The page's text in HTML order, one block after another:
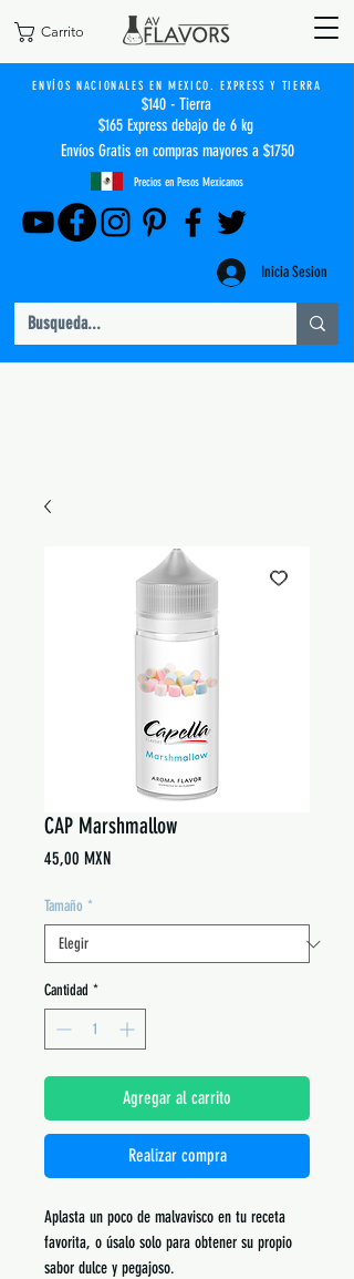
Carrito
ENVÍOS NACIONALES EN MEXICO. EXPRESS Y TIERRA
$140 - Tierra
$165 Express debajo de 6 kg
Envíos Gratis en compras mayores a $1750
Precios en Pesos Mexicanos
Inicia Sesion
CAP Marshmallow
45,00 MXNPrecio
Tamaño *
Cantidad *
Agregar al carrito
Realizar compra
Aplasta un poco de malvavisco en tu receta
favorita, o úsalo solo para obtener su propio
sabor dulce y pegajoso.